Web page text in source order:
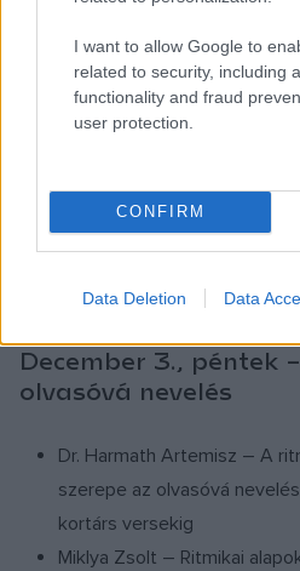
I want to allow Google to
related to security, including
functionality and fraud
user protection.
CONFIRM
Data Deletion Data
Általános Iskola és
November 19.,
korszak és olvasóvá
Miklya Luzsányi Mónika –
intelligencia,
Gombos Péter – olvasási
December 3., péntek
olvasóvá nevelés
Dr. Harmath Artemisz – A
szerepe az olvasóvá
kortárs versekig
Miklya Zsolt – Ritmikai